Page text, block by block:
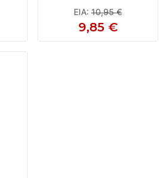
EIA: 10,95 €
9,85 €